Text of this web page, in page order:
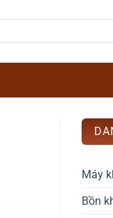
Máy
Bồn